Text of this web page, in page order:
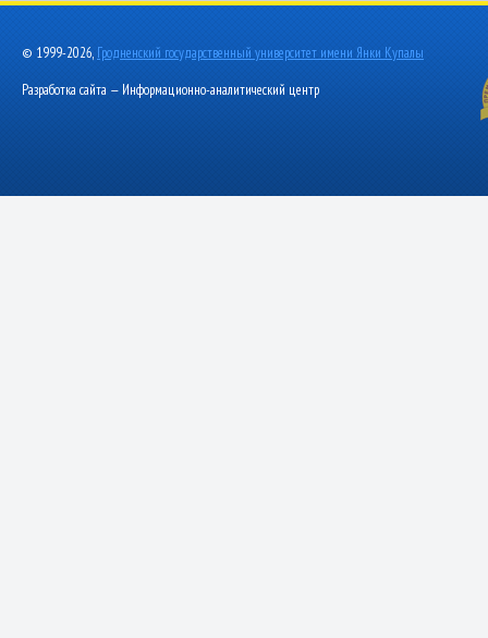
© 1999-2026, Гродненский государственный университет имени Янки Купалы
Разработка сайта — Информационно-аналитический центр